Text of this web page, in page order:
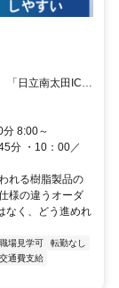
「日立南太田IC」
8:00～
分 ・10：00／
れる樹脂製品の
様の違うオーダ
なく、どう進めれ
職場見学可
転勤なし
交通費支給